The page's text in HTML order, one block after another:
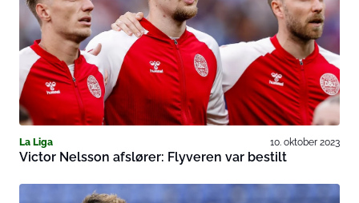
La Liga 10. oktober 2023
Victor Nelsson afslører: Flyveren var bestilt